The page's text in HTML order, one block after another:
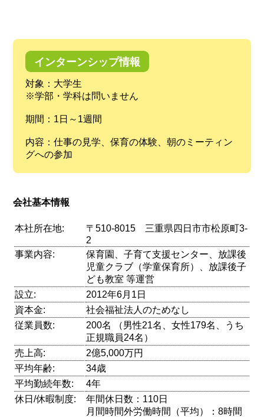
インターンシップ情報
対象：大学生
※学部・学科は問いません
期間：1日～1週間
内容：仕事の見学、保育の体験、朝のミーティン
グへの参加
会社基本情報
本社所在地:
〒510-8015 三重県四日市市松原町3-
2
事業内容:
保育園、子育て支援センター、放課後
児童クラブ（学童保育所）、放課後子
ども教室 等運営
設立:
2012年6月1日
資本金:
社会福祉法人のためなし
従業員数:
200名 （男性21名、女性179名、うち
正規職員24名）
売上高:
2億5,000万円
平均年齢:
34歳
平均勤続年数:
4年
休日/休暇制度:
年間休日数：110日
月間時間外労働時間（平均）：8時間